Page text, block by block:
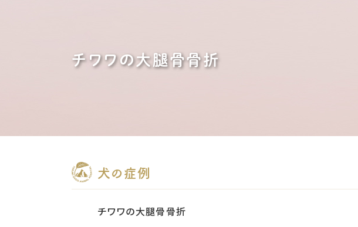
チワワの大腿骨骨折
犬の症例
チワワの大腿骨骨折